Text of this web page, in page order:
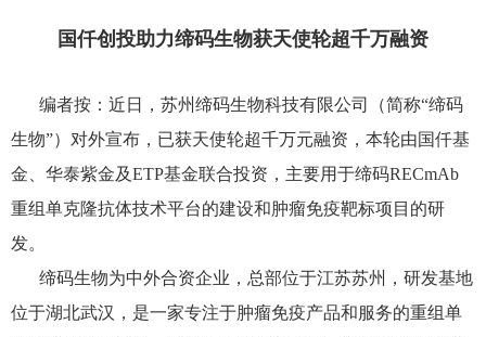
国仟创投助力缔码生物获天使轮超千万融资
编者按：近日，苏州缔码生物科技有限公司（简称“缔码
生物”）对外宣布，已获天使轮超千万元融资，本轮由国仟基
金、华泰紫金及ETP基金联合投资，主要用于缔码RECmAb
重组单克隆抗体技术平台的建设和肿瘤免疫靶标项目的研
发。
缔码生物为中外合资企业，总部位于江苏苏州，研发基地
位于湖北武汉，是一家专注于肿瘤免疫产品和服务的重组单